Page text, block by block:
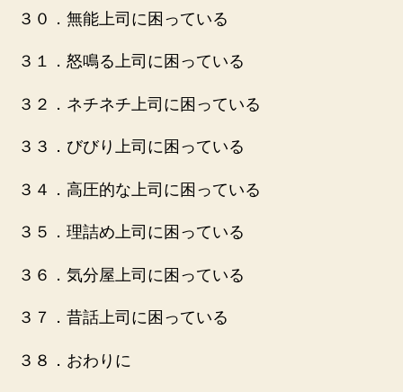
３０．無能上司に困っている
３１．怒鳴る上司に困っている
３２．ネチネチ上司に困っている
３３．びびり上司に困っている
３４．高圧的な上司に困っている
３５．理詰め上司に困っている
３６．気分屋上司に困っている
３７．昔話上司に困っている
３８．おわりに